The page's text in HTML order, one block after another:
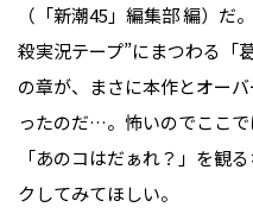
（「新潮45」編集部 編）だ
殺実況テープ”にまつわる「
の章が、まさに本作とオー
ったのだ…。怖いのでここ
「あのコはだぁれ？」を観
クしてみてほしい。